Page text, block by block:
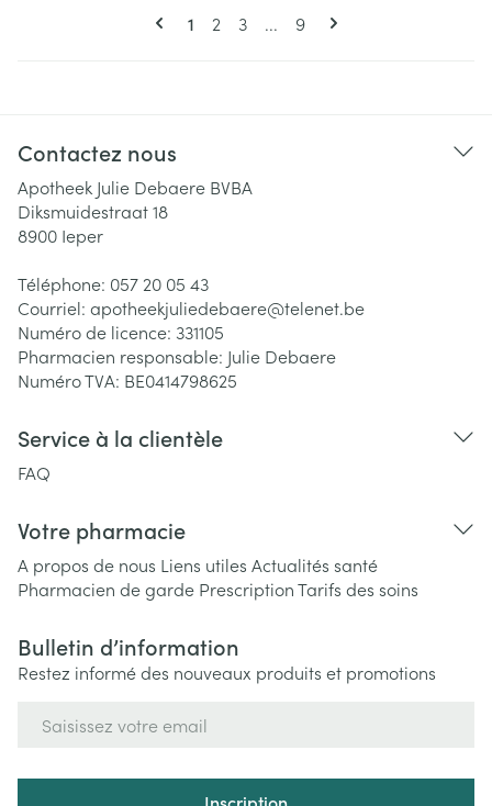
Pages
Vous lisez actuellement la page
1 Page
2 Page
3 ... Page
9
Contactez nous
Apotheek Julie Debaere BVBA
Diksmuidestraat 18
8900 Ieper
Téléphone: 057 20 05 43
Courriel: apotheekjuliedebaere@telenet.be
Numéro de licence: 331105
Pharmacien responsable: Julie Debaere
Numéro TVA: BE0414798625
Service à la clientèle
FAQ
Votre pharmacie
A propos de nous Liens utiles Actualités santé
Pharmacien de garde PrescriptionTarifs des soins
Bulletin d’information
Restez informé des nouveaux produits et promotions